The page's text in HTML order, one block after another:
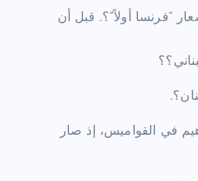
للألمان في فرنسا سنة 1942 ظلّوا يرفعون شعار “فرنسا أولاً”؟. قبل أن
في القواميس، إذ صار